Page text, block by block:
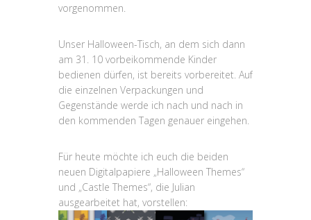
vorgenommen.
Unser Halloween-Tisch, an dem sich dann
am 31. 10 vorbeikommende Kinder
bedienen dürfen, ist bereits vorbereitet. Auf
die einzelnen Verpackungen und
Gegenstände werde ich nach und nach in
den kommenden Tagen genauer eingehen.
Für heute möchte ich euch die beiden
neuen Digitalpapiere „Halloween Themes“
und „Castle Themes“, die Julian
ausgearbeitet hat, vorstellen: